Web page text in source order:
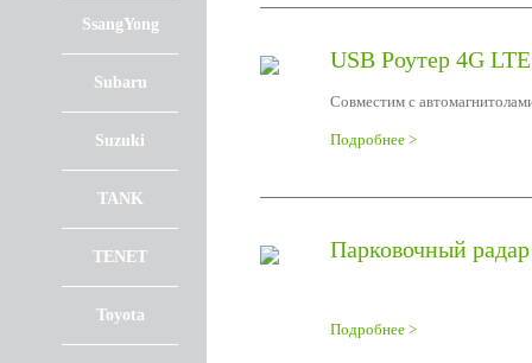
SsangYong
Subaru
Suzuki
TANK
TENET
Toyota
USB Роутер 4G LTE
Совместим с
Подробнее >
Парковочный
Подробнее >